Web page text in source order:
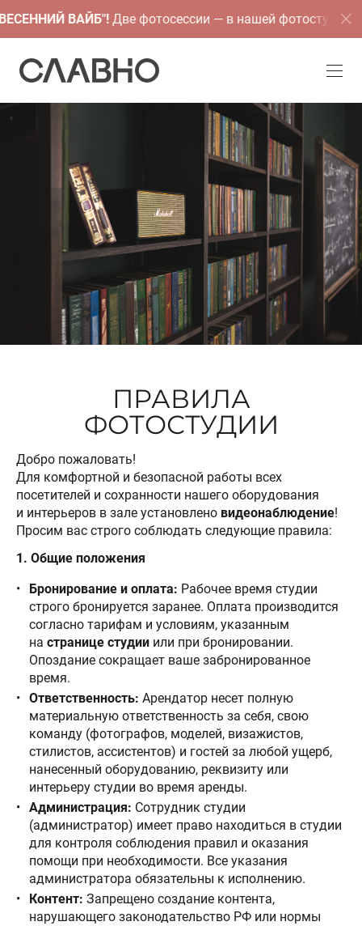
ВАЙБ"!Две фотосессии — в нашей фотостудии и
ПРАВИЛА
ФОТОСТУДИИ
Добро пожаловать!
Для комфортной и безопасной работы всех
посетителей и сохранности нашего оборудования
и интерьеров в зале установлено видеонаблюдение!
Просим вас строго соблюдать следующие правила:
1. Общие положения
Бронирование и оплата: Рабочее время студии
строго бронируется заранее. Оплата производится
согласно тарифам и условиям, указанным
на странице студии или при бронировании.
Опоздание сокращает ваше забронированное
время.
Ответственность: Арендатор несет полную
материальную ответственность за себя, свою
команду (фотографов, моделей, визажистов,
стилистов, ассистентов) и гостей за любой ущерб,
нанесенный оборудованию, реквизиту или
интерьеру студии во время аренды.
Администрация: Сотрудник студии
(администратор) имеет право находиться в студии
для контроля соблюдения правил и оказания
помощи при необходимости. Все указания
администратора обязательны к исполнению.
Контент: Запрещено создание контента,
нарушающего законодательство РФ или нормы